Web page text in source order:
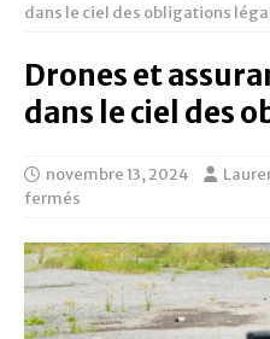
dans le ciel des obligations
Drones et
dans le ciel des
novembre 13, 2024
fermés